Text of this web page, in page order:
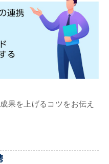
果を上げるコツをお伝え